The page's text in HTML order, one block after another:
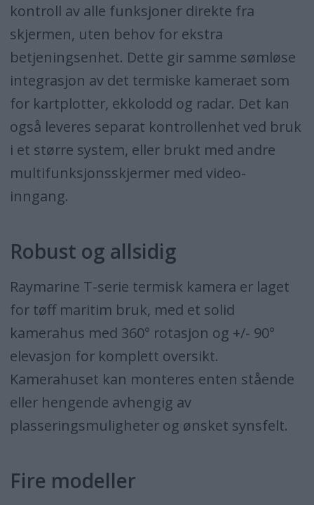
kontroll av alle funksjoner direkte fra
skjermen, uten behov for ekstra
betjeningsenhet. Dette gir samme sømløse
integrasjon av det termiske kameraet som
for kartplotter, ekkolodd og radar. Det kan
også leveres separat kontrollenhet ved bruk
i et større system, eller brukt med andre
multifunksjonsskjermer med video-
inngang.
Robust og allsidig
Raymarine T-serie termisk kamera er laget
for tøff maritim bruk, med et solid
kamerahus med 360° rotasjon og +/- 90°
elevasjon for komplett oversikt.
Kamerahuset kan monteres enten stående
eller hengende avhengig av
plasseringsmuligheter og ønsket synsfelt.
Fire modeller